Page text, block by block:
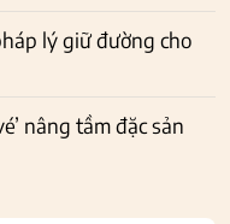
lý giữ đường cho
nâng tầm đặc sản